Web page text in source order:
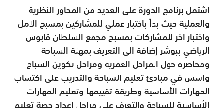
اشتمل برنامج الدورة على العديد من المحاور النظرية
والعملية حيث بدأ باختبار عملي للمشاركين بمسبح الامل
واختبار اخر للمشاركات بمسبح مجمع السلطان قابوس
الرياضي ببوشر إضافة الى التعريف بمهنة السباحة
ومحاضرة حول المراحل العمرية ومراحل تكوين السباح
واسس في مبادئ تعليم السباحة والتدريب على اكتساب
المهارات الأساسية وطريقة تقييمها وتعليم المهارات
الأساسية للسباحة والتعرف على مراحل اعداد حصة تعليم